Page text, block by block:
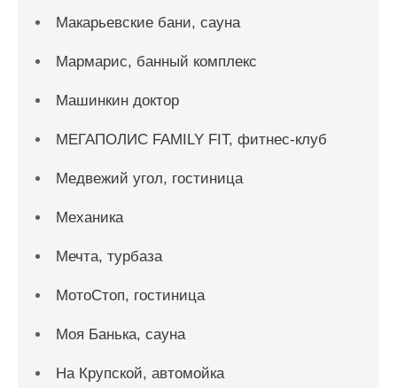
Макарьевские бани, сауна
Мармарис, банный комплекс
Машинкин доктор
МЕГАПОЛИС FAMILY FIT, фитнес-клуб
Медвежий угол, гостиница
Механика
Мечта, турбаза
МотоСтоп, гостиница
Моя Банька, сауна
На Крупской, автомойка